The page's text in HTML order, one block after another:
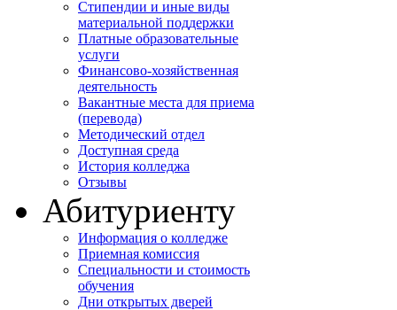
Стипендии и иные виды
материальной поддержки
Платные образовательные
услуги
Финансово-хозяйственная
деятельность
Вакантные места для приема
(перевода)
Методический отдел
Доступная среда
История колледжа
Отзывы
Абитуриенту
Информация о колледже
Приемная комиссия
Специальности и стоимость
обучения
Дни открытых дверей